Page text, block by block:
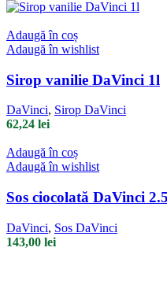
Adaugă în coș
Adaugă în wishlist
Sirop vanilie DaVinci 1l
DaVinci, Sirop DaVinci
62,24 lei
Adaugă în coș
Adaugă în wishlist
Sos ciocolată DaVinci
DaVinci, Sos DaVinci
143,00 lei